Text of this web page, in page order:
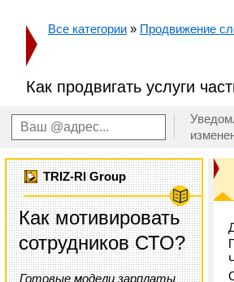
Все категории » Продвижение
Как продвигать услуги
TRIZ-RI Group
Как мотивировать
сотрудников СТО?
Готовые модели зарплаты